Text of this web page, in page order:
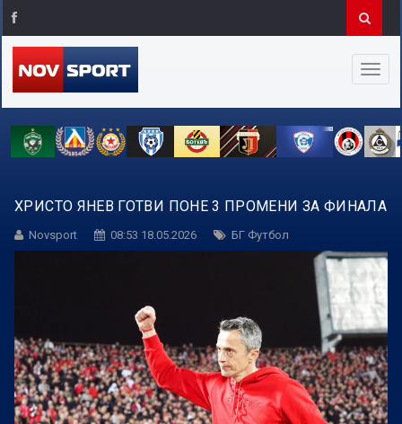
ХРИСТО ЯНЕВ ГОТВИ ПОНЕ 3 ПРОМЕНИ ЗА ФИНАЛА
Novsport 08:53 18.05.2026 БГ Футбол